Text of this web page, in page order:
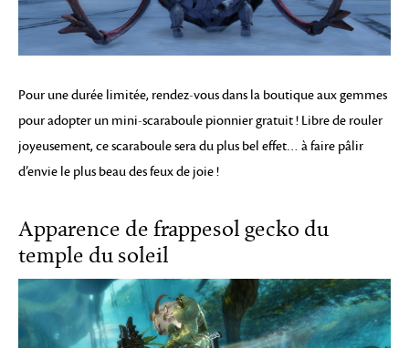
Pour une durée limitée, rendez-vous dans la boutique aux gemmes
pour adopter un mini-scaraboule pionnier gratuit ! Libre de rouler
joyeusement, ce scaraboule sera du plus bel effet… à faire pâlir
d’envie le plus beau des feux de joie !
Apparence de frappesol gecko du
temple du soleil